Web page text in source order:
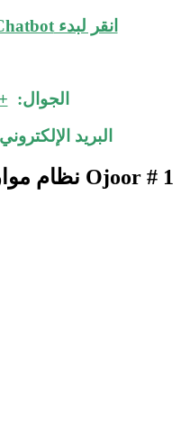
انقر لبدء Whatsapp Chatbot بالمبيعات
الجوال: +966547315697
البريد
Ojoor # 1 نظام